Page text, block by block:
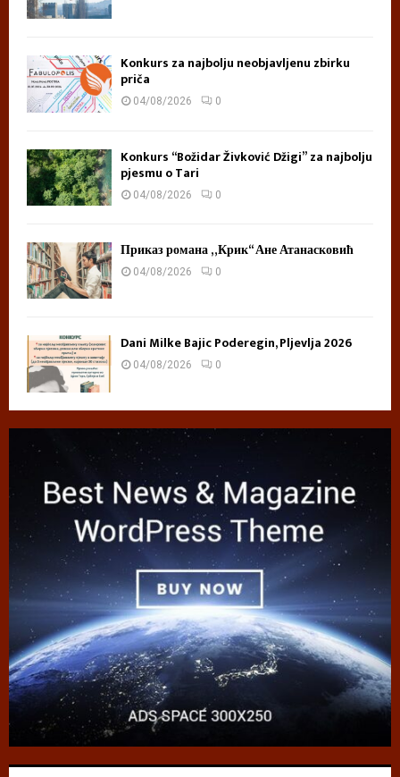
Konkurs za najbolju neobjavljenu zbirku
priča
04/08/2026 0
Konkurs “Božidar Živković Džigi” za najbolju
pjesmu o Tari
04/08/2026 0
Приказ романа „Крик“ Ане Атанасковић
04/08/2026 0
Dani Milke Bajic Poderegin, Pljevlja 2026
04/08/2026 0